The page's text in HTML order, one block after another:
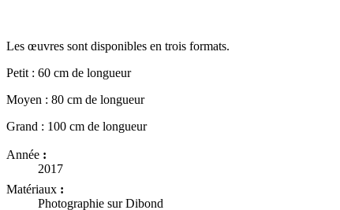
Les œuvres sont disponibles en trois formats.
Petit : 60 cm de longueur
Moyen : 80 cm de longueur
Grand : 100 cm de longueur
Année :
2017
Matériaux :
Photographie sur Dibond